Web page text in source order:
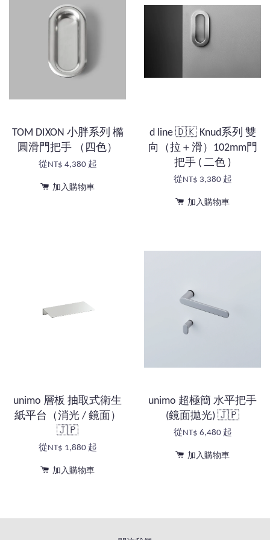
TOM DIXON 小胖系列 橢
圓滑門把手 （四色）
從 NT$ 4,380 起
加入購物車
d line 🇩🇰 Knud系列 雙
向（拉＋滑）102mm門
把手 ( 二色 )
從 NT$ 3,380 起
加入購物車
unimo 層板 抽取式衛生
紙平台（消光 / 鏡面）
🇯🇵
從 NT$ 1,880 起
加入購物車
unimo 超極簡 水平把手
(鏡面拋光) 🇯🇵
從 NT$ 6,480 起
加入購物車